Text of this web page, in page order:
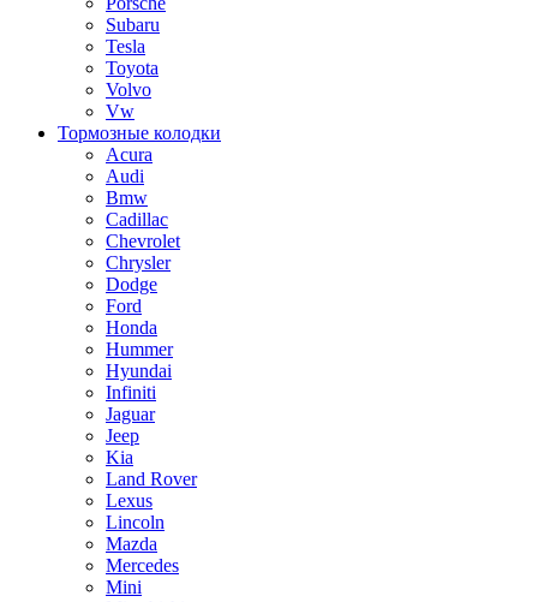
Subaru
Tesla
Toyota
Volvo
Vw
Тормозные колодки
Acura
Audi
Bmw
Cadillac
Chevrolet
Chrysler
Dodge
Ford
Honda
Hummer
Hyundai
Infiniti
Jaguar
Jeep
Kia
Land Rover
Lexus
Lincoln
Mazda
Mercedes
Mini